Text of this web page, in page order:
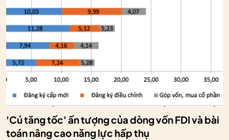
'Cú tăng tốc' ấn tượng của dòng vốn FDI và bài
toán nâng cao năng lực hấp thụ